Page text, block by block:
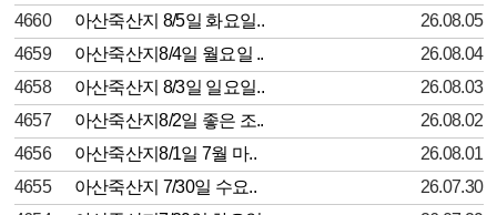
4660
아산죽산지 8/5일 화요일..
26.08.05
4659
아산죽산지8/4일 월요일 ..
26.08.04
4658
아산죽산지 8/3일 일요일..
26.08.03
4657
아산죽산지8/2일 좋은 조..
26.08.02
4656
아산죽산지8/1일 7월 마..
26.08.01
4655
아산죽산지 7/30일 수요..
26.07.30